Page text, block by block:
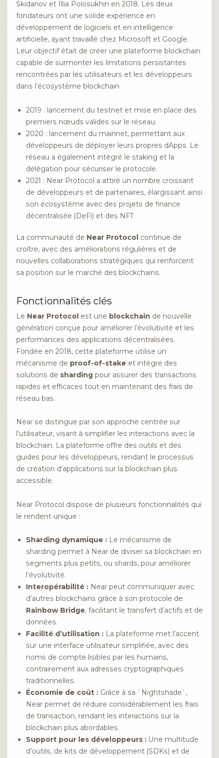
Skidanov et Illia Polosukhin en 2018. Les deux
fondateurs ont une solide expérience en
développement de logiciels et en intelligence
artificielle, ayant travaillé chez Microsoft et Google.
Leur objectif était de créer une plateforme blockchain
capable de surmonter les limitations persistantes
rencontrées par les utilisateurs et les développeurs
dans l’écosystème blockchain.
2019 : lancement du testnet et mise en place des
premiers nœuds valides sur le réseau.
2020 : lancement du mainnet, permettant aux
développeurs de déployer leurs propres dApps. Le
réseau a également intégré le staking et la
délégation pour sécuriser le protocole.
2021 : Near Protocol a attiré un nombre croissant
de développeurs et de partenaires, élargissant ainsi
son écosystème avec des projets de finance
décentralisée (DeFi) et des NFT.
La communauté de Near Protocol continue de
croître, avec des améliorations régulières et de
nouvelles collaborations stratégiques qui renforcent
sa position sur le marché des blockchains.
Fonctionnalités clés
Le Near Protocol est une blockchain de nouvelle
génération conçue pour améliorer l’évolutivité et les
performances des applications décentralisées.
Fondée en 2018, cette plateforme utilise un
mécanisme de proof-of-stake et intègre des
solutions de sharding pour assurer des transactions
rapides et efficaces tout en maintenant des frais de
réseau bas.
Near se distingue par son approche centrée sur
l’utilisateur, visant à simplifier les interactions avec la
blockchain. La plateforme offre des outils et des
guides pour les développeurs, rendant le processus
de création d’applications sur la blockchain plus
accessible.
Near Protocol dispose de plusieurs fonctionnalités qui
le rendent unique :
Sharding dynamique : Le mécanisme de
sharding permet à Near de diviser sa blockchain en
segments plus petits, ou shards, pour améliorer
l’évolutivité.
Interopérabilité : Near peut communiquer avec
d’autres blockchains grâce à son protocole de
Rainbow Bridge, facilitant le transfert d’actifs et de
données.
Facilité d’utilisation : La plateforme met l’accent
sur une interface utilisateur simplifiée, avec des
noms de compte lisibles par les humains,
contrairement aux adresses cryptographiques
traditionnelles.
Économie de coût : Grâce à sa `Nightshade`,
Near permet de réduire considérablement les frais
de transaction, rendant les interactions sur la
blockchain plus abordables.
Support pour les développeurs : Une multitude
d’outils, de kits de développement (SDKs) et de